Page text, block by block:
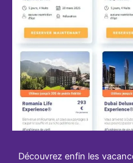
Découvrez enfin les